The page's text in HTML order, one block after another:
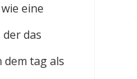
eine
das
tag als